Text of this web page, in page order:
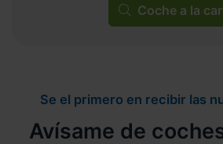
Coche a la
Se el primero en recibir las
Avísame de